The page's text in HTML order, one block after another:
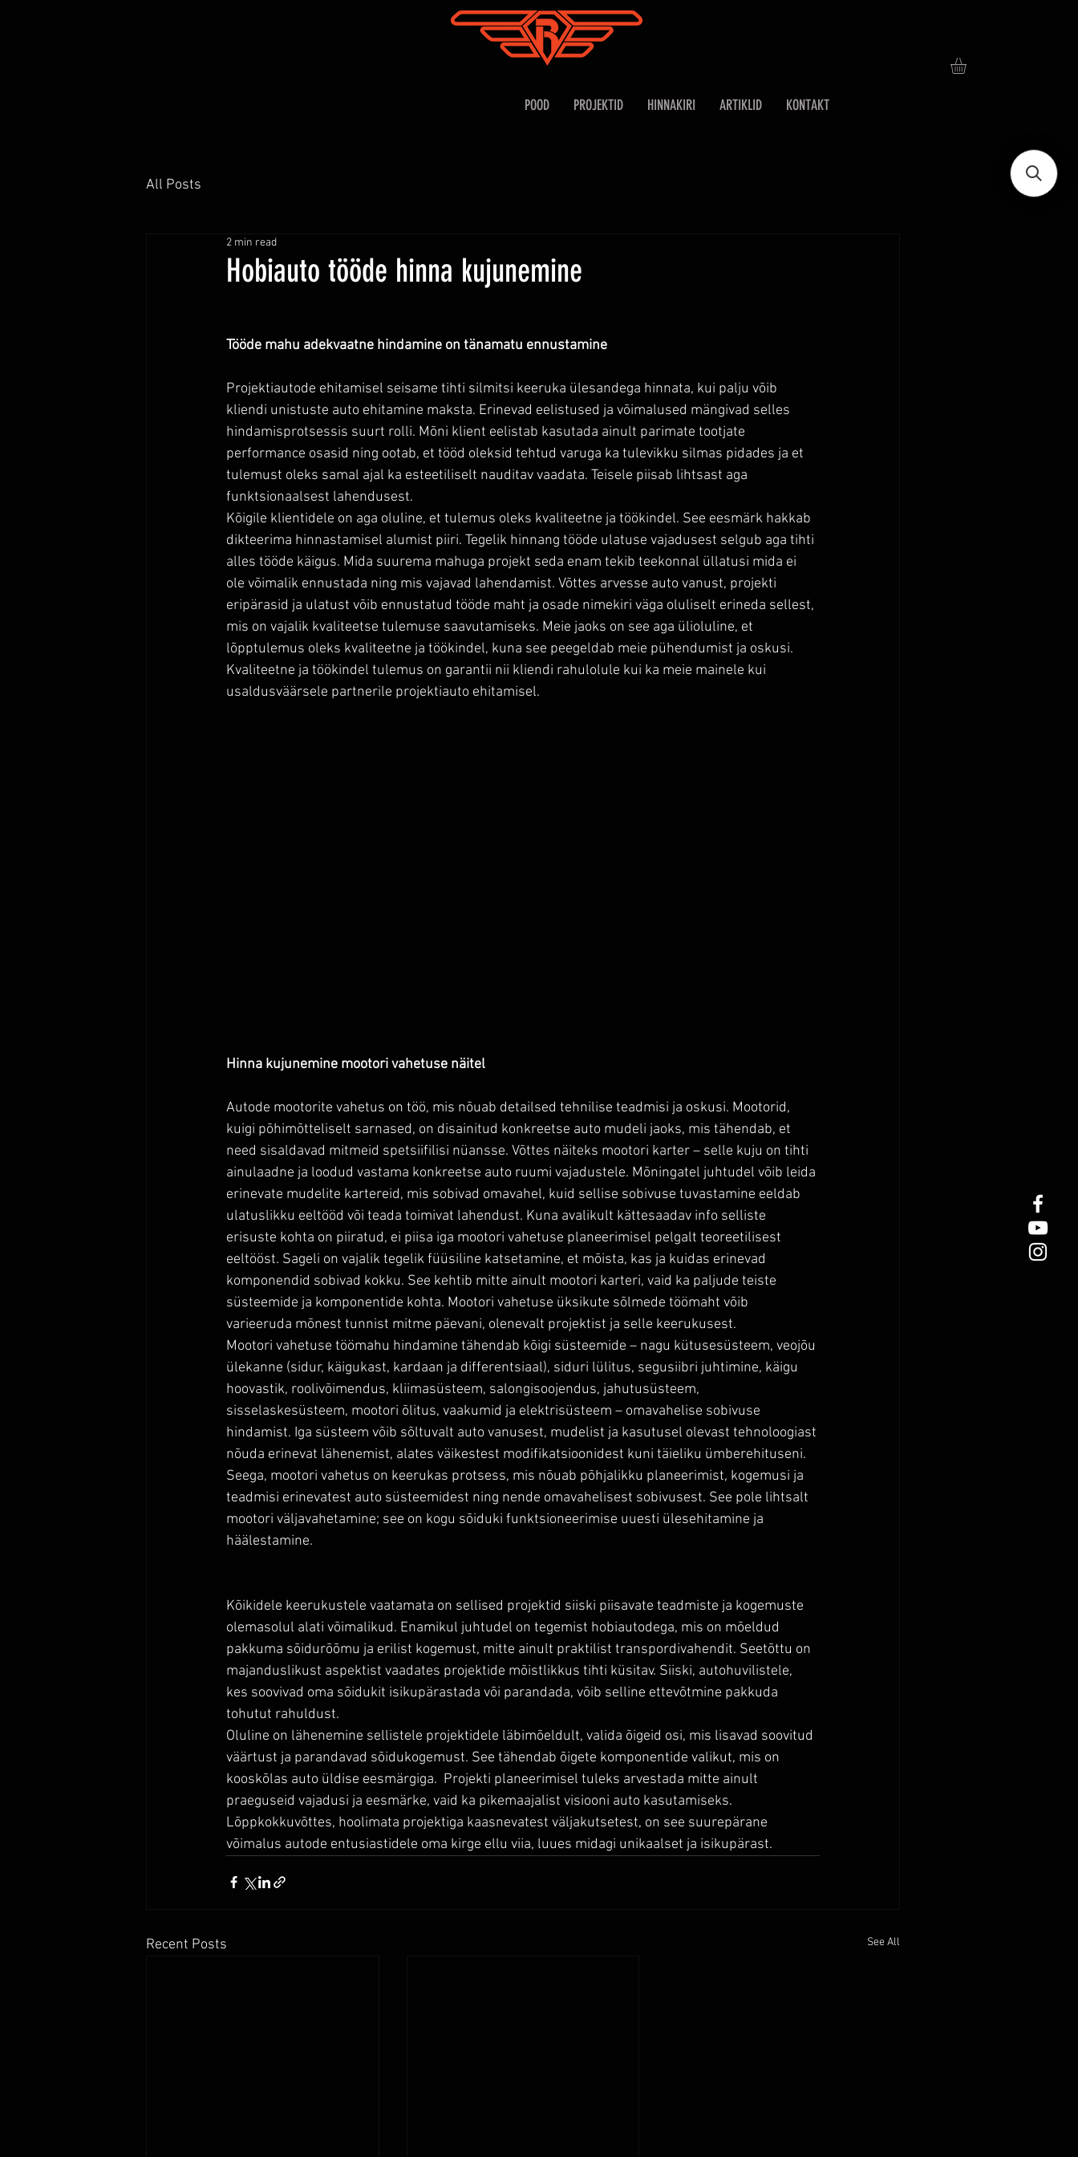
POOD PROJEKTID HINNAKIRI ARTIKLID KONTAKT
All Posts
Hobiauto tööde hinna kujunemine
2 min read
Tööde mahu adekvaatne hindamine on tänamatu ennustamine
Projektiautode ehitamisel seisame tihti silmitsi keeruka ülesandega hinnata, kui palju võib
kliendi unistuste auto ehitamine maksta. Erinevad eelistused ja võimalused mängivad selles
hindamisprotsessis suurt rolli. Mõni klient eelistab kasutada ainult parimate tootjate
performance osasid ning ootab, et tööd oleksid tehtud varuga ka tulevikku silmas pidades ja et
tulemust oleks samal ajal ka esteetiliselt nauditav vaadata. Teisele piisab lihtsast aga
funktsionaalsest lahendusest.
Kõigile klientidele on aga oluline, et tulemus oleks kvaliteetne ja töökindel. See eesmärk hakkab
dikteerima hinnastamisel alumist piiri. Tegelik hinnang tööde ulatuse vajadusest selgub aga tihti
alles tööde käigus. Mida suurema mahuga projekt seda enam tekib teekonnal üllatusi mida ei
ole võimalik ennustada ning mis vajavad lahendamist. Võttes arvesse auto vanust, projekti
eripärasid ja ulatust võib ennustatud tööde maht ja osade nimekiri väga oluliselt erineda sellest,
mis on vajalik kvaliteetse tulemuse saavutamiseks. Meie jaoks on see aga ülioluline, et
lõpptulemus oleks kvaliteetne ja töökindel, kuna see peegeldab meie pühendumist ja oskusi.
Kvaliteetne ja töökindel tulemus on garantii nii kliendi rahulolule kui ka meie mainele kui
usaldusväärsele partnerile projektiauto ehitamisel.
Hinna kujunemine mootori vahetuse näitel
Autode mootorite vahetus on töö, mis nõuab detailsed tehnilise teadmisi ja oskusi. Mootorid,
kuigi põhimõtteliselt sarnased, on disainitud konkreetse auto mudeli jaoks, mis tähendab, et
need sisaldavad mitmeid spetsiifilisi nüansse. Võttes näiteks mootori karter – selle kuju on tihti
ainulaadne ja loodud vastama konkreetse auto ruumi vajadustele. Mõningatel juhtudel võib leida
erinevate mudelite kartereid, mis sobivad omavahel, kuid sellise sobivuse tuvastamine eeldab
ulatuslikku eeltööd või teada toimivat lahendust. Kuna avalikult kättesaadav info selliste
erisuste kohta on piiratud, ei piisa iga mootori vahetuse planeerimisel pelgalt teoreetilisest
eeltööst. Sageli on vajalik tegelik füüsiline katsetamine, et mõista, kas ja kuidas erinevad
komponendid sobivad kokku. See kehtib mitte ainult mootori karteri, vaid ka paljude teiste
süsteemide ja komponentide kohta. Mootori vahetuse üksikute sõlmede töömaht võib
varieeruda mõnest tunnist mitme päevani, olenevalt projektist ja selle keerukusest.
Mootori vahetuse töömahu hindamine tähendab kõigi süsteemide – nagu kütusesüsteem, veojõu
ülekanne (sidur, käigukast, kardaan ja differentsiaal), siduri lülitus, segusiibri juhtimine, käigu
hoovastik, roolivõimendus, kliimasüsteem, salongisoojendus, jahutusüsteem,
sisselaskesüsteem, mootori õlitus, vaakumid ja elektrisüsteem – omavahelise sobivuse
hindamist. Iga süsteem võib sõltuvalt auto vanusest, mudelist ja kasutusel olevast tehnoloogiast
nõuda erinevat lähenemist, alates väikestest modifikatsioonidest kuni täieliku ümberehituseni.
Seega, mootori vahetus on keerukas protsess, mis nõuab põhjalikku planeerimist, kogemusi ja
teadmisi erinevatest auto süsteemidest ning nende omavahelisest sobivusest. See pole lihtsalt
mootori väljavahetamine; see on kogu sõiduki funktsioneerimise uuesti ülesehitamine ja
häälestamine.
Kõikidele keerukustele vaatamata on sellised projektid siiski piisavate teadmiste ja kogemuste
olemasolul alati võimalikud. Enamikul juhtudel on tegemist hobiautodega, mis on mõeldud
pakkuma sõidurõõmu ja erilist kogemust, mitte ainult praktilist transpordivahendit. Seetõttu on
majanduslikust aspektist vaadates projektide mõistlikkus tihti küsitav. Siiski, autohuvilistele,
kes soovivad oma sõidukit isikupärastada või parandada, võib selline ettevõtmine pakkuda
tohutut rahuldust.
Oluline on lähenemine sellistele projektidele läbimõeldult, valida õigeid osi, mis lisavad soovitud
väärtust ja parandavad sõidukogemust. See tähendab õigete komponentide valikut, mis on
kooskõlas auto üldise eesmärgiga.  Projekti planeerimisel tuleks arvestada mitte ainult
praeguseid vajadusi ja eesmärke, vaid ka pikemaajalist visiooni auto kasutamiseks.
Lõppkokkuvõttes, hoolimata projektiga kaasnevatest väljakutsetest, on see suurepärane
võimalus autode entusiastidele oma kirge ellu viia, luues midagi unikaalset ja isikupärast.
Recent Posts See All